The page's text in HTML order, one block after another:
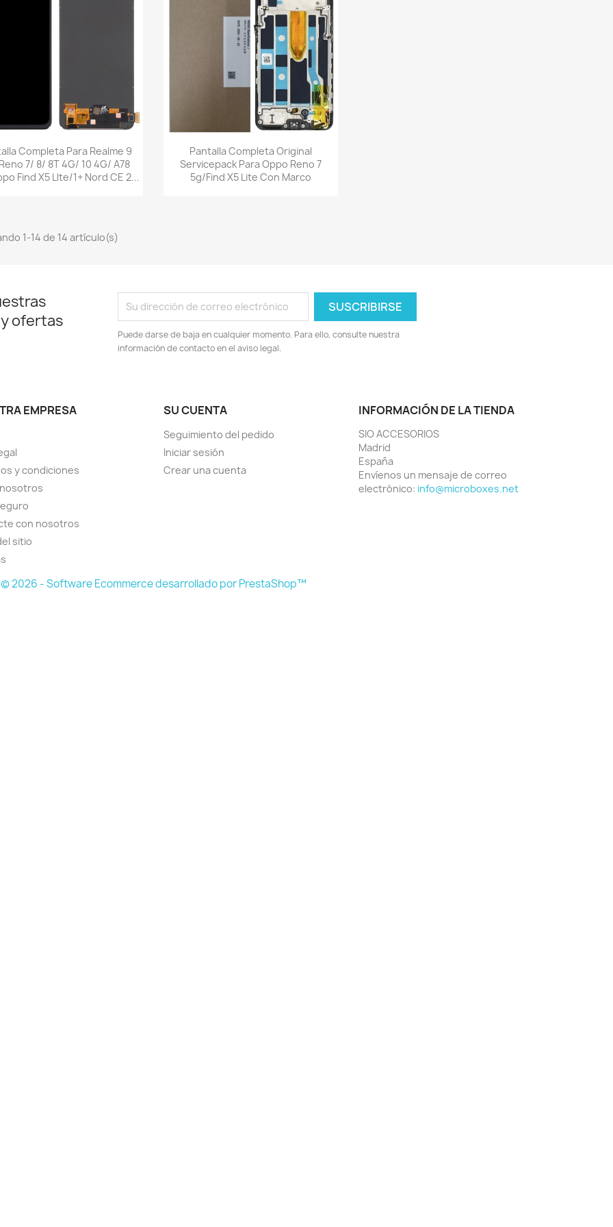
Vista rápida
Completa Para Realme 9
7/ 8/ 8T 4G/ 10 4G/ A78
Find X5 Llte/1+ Nord CE 2...
Vista rápida
Pantalla Completa Original
Servicepack Para Oppo Reno 7
5g/find X5 Lite Con Marco
1-14 de 14 artículo(s)
ofertas
Puede darse de baja en cualquier momento. Para ello, consulte nuestra
información de contacto en el aviso legal.
EMPRESA
y condiciones
con nosotros
sitio
SU CUENTA
Seguimiento del pedido
Iniciar sesión
Crear una cuenta
INFORMACIÓN DE LA TIENDA
SIO ACCESORIOS
Madrid
España
Envíenos un mensaje de correo
electrónico: info@microboxes.net
© 2026 - Software Ecommerce desarrollado por PrestaShop™